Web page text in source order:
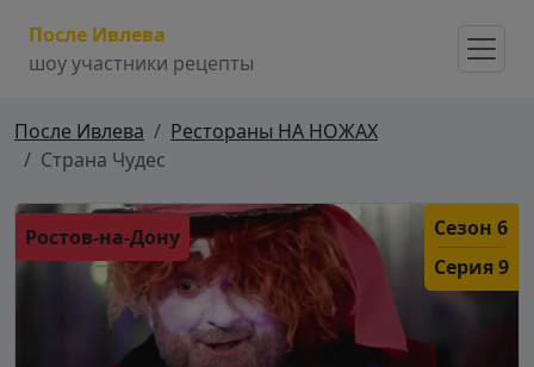
После Ивлева
шоу участники рецепты
После Ивлева
Рестораны НА НОЖАХ
Страна Чудес
Ростов-на-Дону
Сезон 6
Серия 9